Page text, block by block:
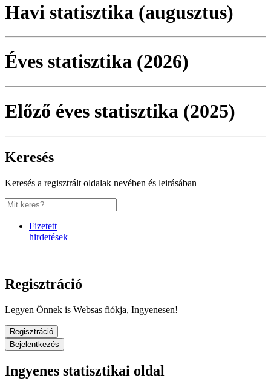
Havi statisztika (augusztus)
Éves statisztika (2026)
Előző éves statisztika (2025)
Keresés
Keresés a regisztrált oldalak nevében és leirásában
Fizetett
hirdetések
Regisztráció
Legyen Önnek is Websas fiókja, Ingyenesen!
Regisztráció
Bejelentkezés
Ingyenes statisztikai oldal